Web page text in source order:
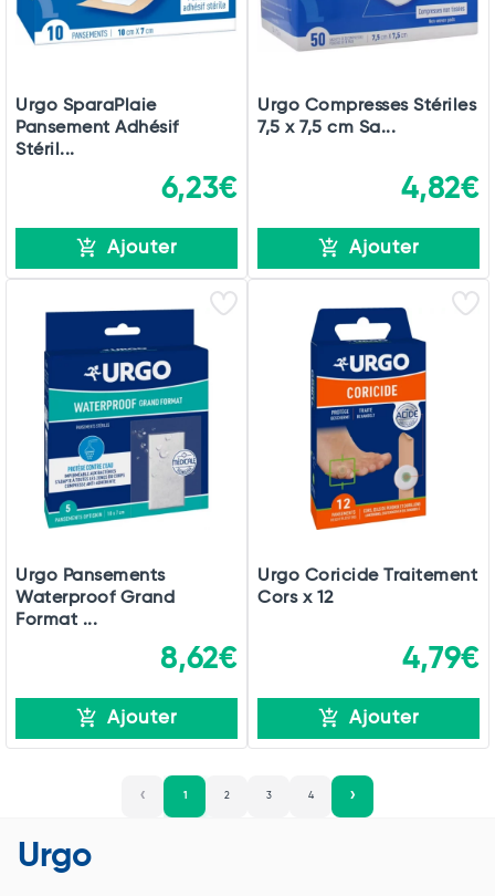
Urgo SparaPlaie
Pansement Adhésif
Stéril...
6,23€
Ajouter
Urgo Compresses Stériles
7,5 x 7,5 cm Sa...
4,82€
Ajouter
Urgo Pansements
Waterproof Grand
Format ...
8,62€
Ajouter
Urgo Coricide Traitement
Cors x 12
4,79€
Ajouter
1 2 3 4
Urgo